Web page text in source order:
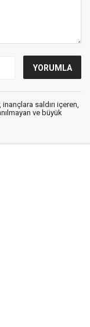
saldırı içeren,
ve büyük